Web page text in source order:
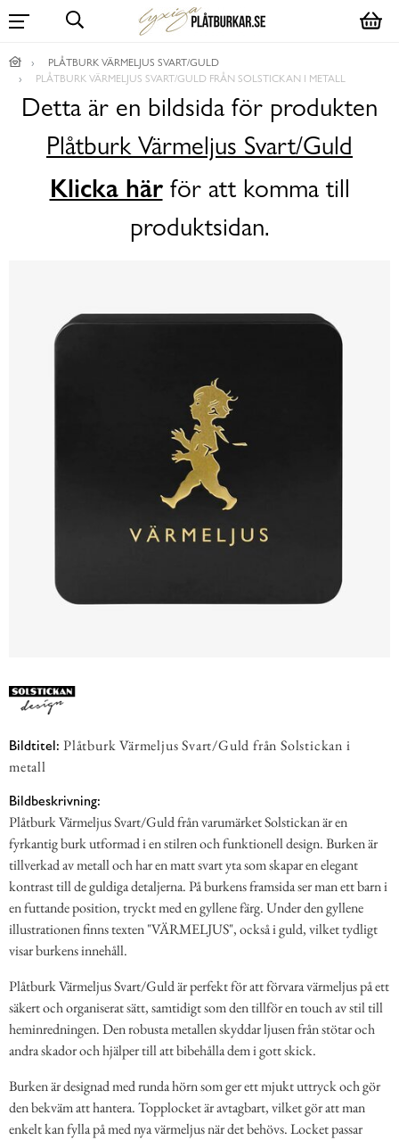
PLÅTBURK VÄRMELJUS SVART/GULD
PLÅTBURK VÄRMELJUS SVART/GULD FRÅN SOLSTICKAN I METALL
Detta är en bildsida för produkten
Plåtburk Värmeljus Svart/Guld
Klicka härför att komma till
produktsidan.
Bildtitel: Plåtburk Värmeljus Svart/Guld från Solstickan i
metall
Bildbeskrivning:
Plåtburk Värmeljus Svart/Guld från varumärket Solstickan är en
fyrkantig burk utformad i en stilren och funktionell design. Burken är
tillverkad av metall och har en matt svart yta som skapar en elegant
kontrast till de guldiga detaljerna. På burkens framsida ser man ett barn i
en futtande position, tryckt med en gyllene färg. Under den gyllene
illustrationen finns texten "VÄRMELJUS", också i guld, vilket tydligt
visar burkens innehåll.
Plåtburk Värmeljus Svart/Guld är perfekt för att förvara värmeljus på ett
säkert och organiserat sätt, samtidigt som den tillför en touch av stil till
heminredningen. Den robusta metallen skyddar ljusen från stötar och
andra skador och hjälper till att bibehålla dem i gott skick.
Burken är designad med runda hörn som ger ett mjukt uttryck och gör
den bekväm att hantera. Topplocket är avtagbart, vilket gör att man
enkelt kan fylla på med nya värmeljus när det behövs. Locket passar